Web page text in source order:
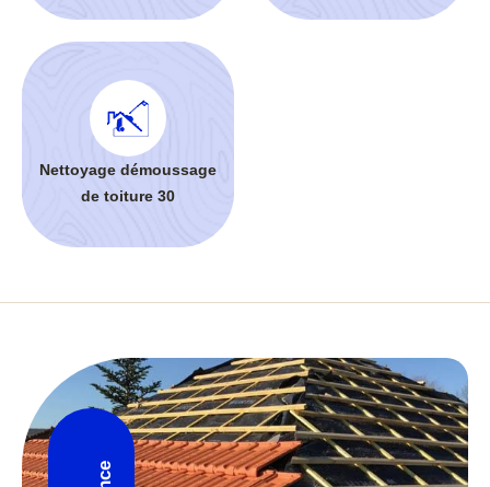
Nettoyage démoussage
de toiture 30